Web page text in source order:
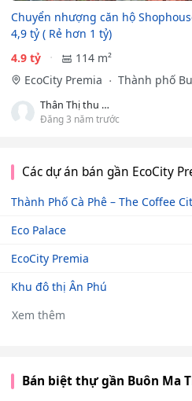
Chuyển nhượng căn hộ
4,9 tỷ ( Rẻ hơn 1 tỷ)
4.9 tỷ
114 m²
EcoCity Premia
Thành phố
Thân Thị thu Hằng
Đăng 3 năm trước
Các dự án bán gần EcoCity
Thành Phố Cà Phê – The Coffee
Eco Palace
EcoCity Premia
Khu đô thị Ân Phú
Xem thêm
Bán biệt thự gần Buôn Ma